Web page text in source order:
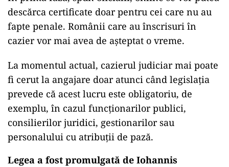
descărca certificate doar pentru cei care nu au
fapte penale. Românii care au înscrisuri în
cazier vor mai avea de așteptat o vreme.
La momentul actual, cazierul judiciar mai poate
fi cerut la angajare doar atunci când legislația
prevede că acest lucru este obligatoriu, de
exemplu, în cazul funcționarilor publici,
consilierilor juridici, gestionarilor sau
personalului cu atribuții de pază.
Legea a fost promulgată de Iohannis